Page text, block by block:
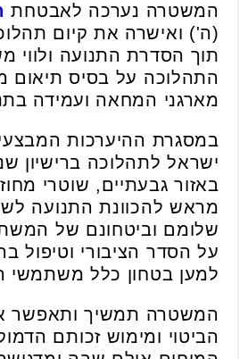
המשטרה נערכה לאבטחת
(ה') ואישרה את קיום
תוך הסדרת התנועה ולווי
התהלוכה על בסיס תיאום
מארגני המחאה ועמידה
במסגרת ההיערכות
ישראל לתהלוכה ברישיון
באזור גבעתיים, שוטרי
מראש להכוונת התנועה
שלומם וביטחונם של
על הסדר הציבורי וטיפול
למען בטחון כלל משתמשי
המשטרה תמשיך ותאפשר
הביטוי ומימוש זכותם